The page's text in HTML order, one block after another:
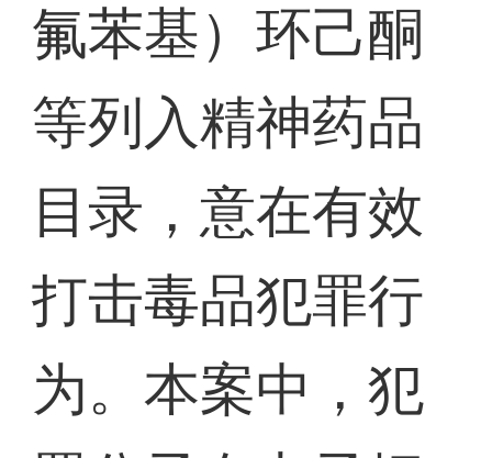
氟苯基）环己酮
等列入精神药品
目录，意在有效
打击毒品犯罪行
为。本案中，犯